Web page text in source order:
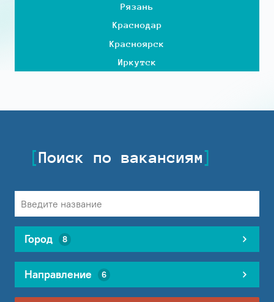
Рязань
Краснодар
Красноярск
Иркутск
Поиск по вакансиям
Город 8
Направление 6